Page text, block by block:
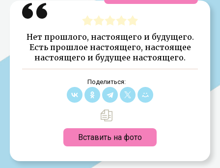
Нет прошлого, настоящего и будущего.
Есть прошлое настоящего, настоящее
настоящего и будущее настоящего.
Поделиться:
Вставить на фото